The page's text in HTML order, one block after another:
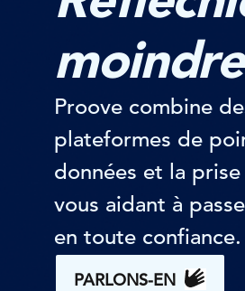
Proove combine
plateformes de
données et la
vous aidant à
en toute confiance.
PARLONS-EN